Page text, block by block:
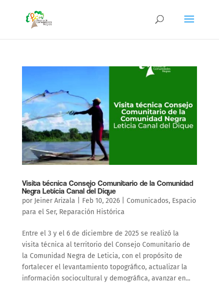
Visita técnica Consejo Comunitario de la Comunidad
Negra Leticia Canal del Dique
por Jeiner Arizala Feb 10, 2026| Comunicados, Espacio
para el Ser, Reparación Histórica
Entre el 3 y el 6 de diciembre de 2025 se realizó la
visita técnica al territorio del Consejo Comunitario de
la Comunidad Negra de Leticia, con el propósito de
fortalecer el levantamiento topográfico, actualizar la
información sociocultural y demográfica, avanzar en...